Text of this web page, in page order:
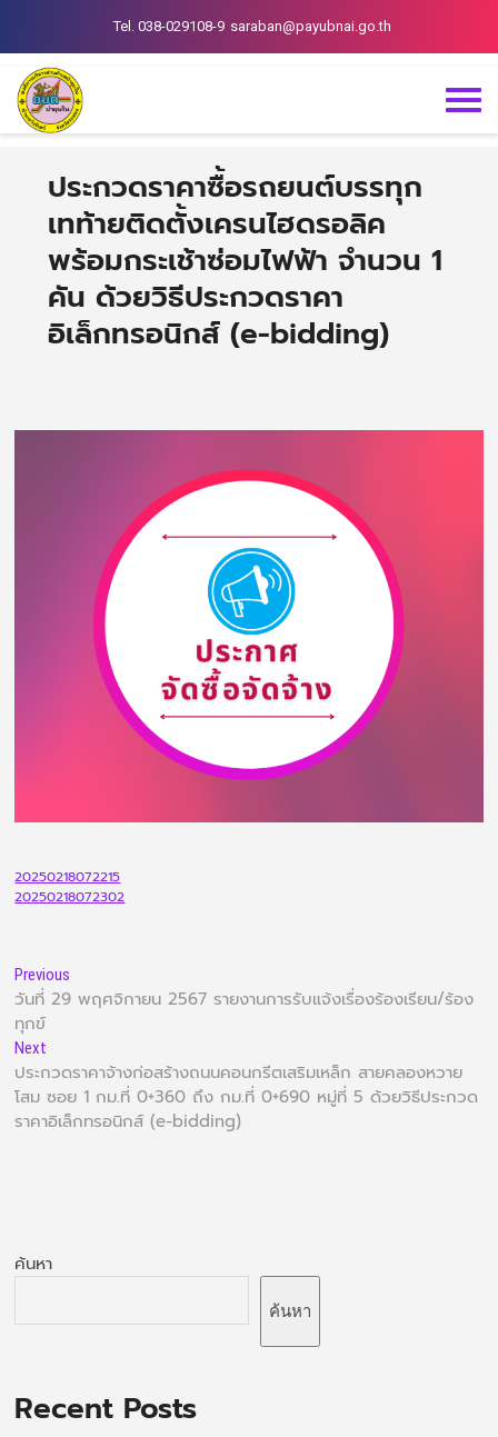
Tel. 038-029108-9 saraban@payubnai.go.th
ประกวดราคาซื้อรถยนต์บรรทุก
เทท้ายติดตั้งเครนไฮดรอลิค
พร้อมกระเช้าซ่อมไฟฟ้า จำนวน 1
คัน ด้วยวิธีประกวดราคา
อิเล็กทรอนิกส์ (e-bidding)
20250218072215
20250218072302
Previous
วันที่ 29 พฤศจิกายน 2567 รายงานการรับแจ้งเรื่องร้องเรียน/ร้อง
ทุกข์
Next
ประกวดราคาจ้างก่อสร้างถนนคอนกรีตเสริมเหล็ก สายคลองหวาย
โสม ซอย 1 กม.ที่ 0+360 ถึง กม.ที่ 0+690 หมู่ที่ 5 ด้วยวิธีประกวด
ราคาอิเล็กทรอนิกส์ (e-bidding)
ค้นหา
ค้นหา
Recent Posts